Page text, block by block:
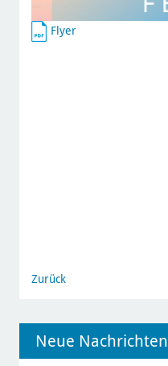
Flyer
Zurück
Neue Nachrichten